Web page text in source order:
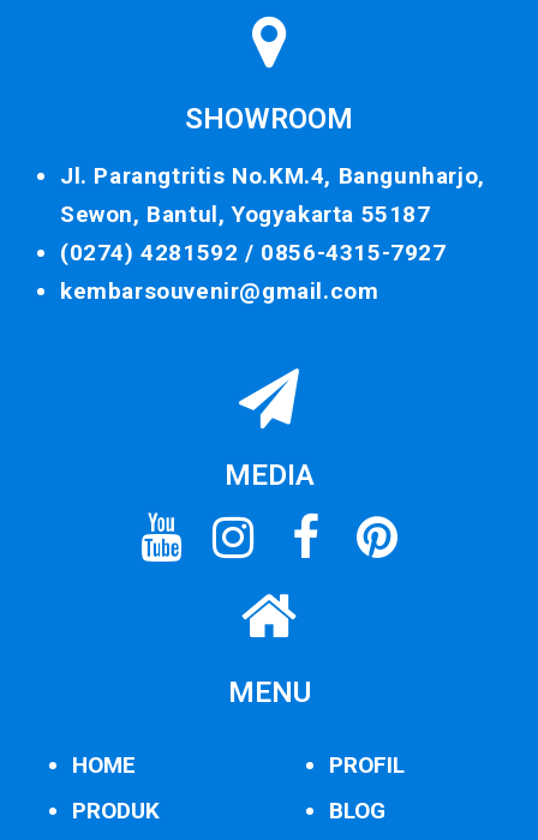
SHOWROOM
Jl. Parangtritis No.KM.4, Bangunharjo,
Sewon, Bantul, Yogyakarta 55187
(0274) 4281592 / 0856-4315-7927
kembarsouvenir@gmail.com
MEDIA
MENU
HOME
PRODUK
PROFIL
BLOG